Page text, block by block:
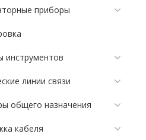
приборы
инструментов
линии связи
общего назначения
кабеля